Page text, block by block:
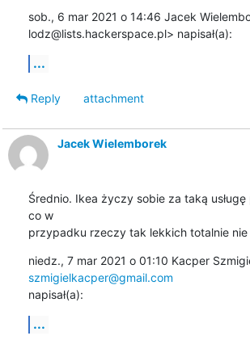
sob., 6 mar 2021 o 14:46 Jacek
lodz@lists.hackerspace.pl> napisał(a):
...
Reply
attachment
Jacek Wielemborek
Średnio. Ikea życzy sobie za taką usługę
co w
przypadku rzeczy tak lekkich totalnie nie
szmigielkacper@gmail.com
napisał(a):
...